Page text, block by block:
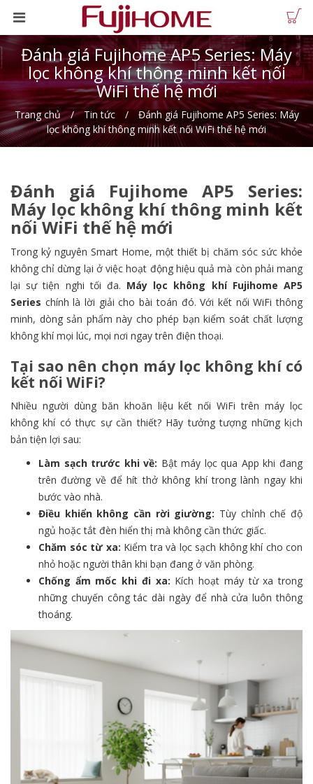
Đánh giá Fujihome AP5 Series: Máy
lọc không khí thông minh kết nối
WiFi thế hệ mới
Trang chủ Tin tức
Đánh giá Fujihome AP5 Series: Máy
lọc không khí thông minh kết nối WiFi thế hệ mới
Đánh giá Fujihome AP5 Series:
Máy lọc không khí thông minh kết
nối WiFi thế hệ mới
Trong kỷ nguyên Smart Home, một thiết bị chăm sóc sức khỏe
không chỉ dừng lại ở việc hoạt động hiệu quả mà còn phải mang
lại sự tiện nghi tối đa. Máy lọc không khí Fujihome AP5
Series chính là lời giải cho bài toán đó. Với kết nối WiFi thông
minh, dòng sản phẩm này cho phép bạn kiểm soát chất lượng
không khí mọi lúc, mọi nơi ngay trên điện thoại.
Tại sao nên chọn máy lọc không khí có
kết nối WiFi?
Nhiều người dùng băn khoăn liệu kết nối WiFi trên máy lọc
không khí có thực sự cần thiết? Hãy tưởng tượng những kịch
bản tiện lợi sau:
Làm sạch trước khi về: Bật máy lọc qua App khi đang
trên đường về để hít thở không khí trong lành ngay khi
bước vào nhà.
Điều khiển không cần rời giường: Tùy chỉnh chế độ
ngủ hoặc tắt đèn hiển thị mà không cần thức giấc.
Chăm sóc từ xa: Kiểm tra và lọc sạch không khí cho con
nhỏ hoặc người thân khi bạn đang ở văn phòng.
Chống ẩm mốc khi đi xa: Kích hoạt máy từ xa trong
những chuyến công tác dài ngày để nhà cửa luôn thông
thoáng.